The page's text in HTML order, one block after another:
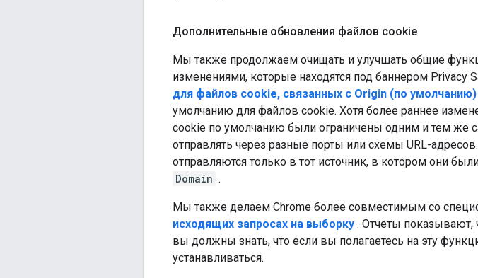
Дополнительные обновления файлов cookie
Мы также продолжаем очищать и улучшать общие
изменениями, которые находятся под баннером Privacy
для файлов cookie, связанных с Origin (по умолчанию)
умолчанию для файлов cookie. Хотя более раннее
cookie по умолчанию были ограничены одним и тем же
отправлять через разные порты или схемы URL-
отправляются только в тот источник, в котором они
Domain .
Мы также делаем Chrome более совместимым со
исходящих запросах на выборку . Отчеты показывают,
вы должны знать, что если вы полагаетесь на эту
устанавливаться.